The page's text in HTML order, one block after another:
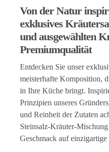
Von der Natur
exklusives
und ausgewählten
Premiumqualität
Entdecken Sie unser
meisterhafte Komposition,
in Ihre Küche bringt.
Prinzipien unseres
und Reinheit der Zutaten
Steinsalz-Kräuter-
Geschmack auf einzigartige